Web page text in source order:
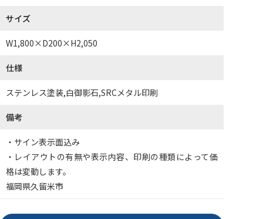
サイズ
W1,800×D200×H2,050
仕様
ステンレス塗装,白御影石,SRCメタル印刷
備考
・サイン表示面込み
・レイアウトの有無や表示内容、印刷の種類によって価
格は変動します。
福岡県久留米市